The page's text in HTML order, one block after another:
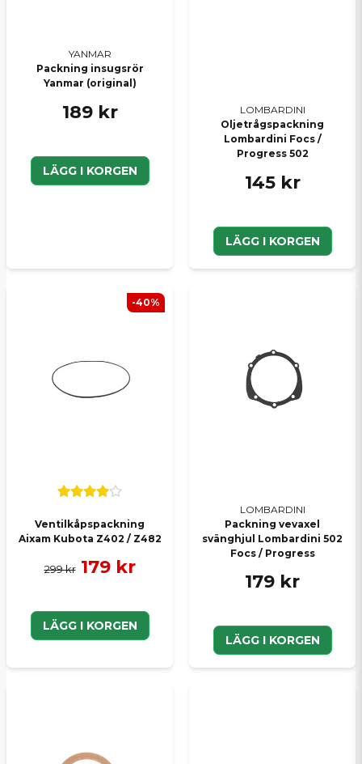
YANMAR
Packning insugsrör
Yanmar (original)
189 kr
LÄGG I KORGEN
LOMBARDINI
Oljetrågspackning
Lombardini Focs /
Progress 502
145 kr
LÄGG I KORGEN
Ventilkåpspackning
Aixam Kubota Z402 / Z482
299 kr 179 kr
LÄGG I KORGEN
-40%
LOMBARDINI
Packning vevaxel
svänghjul Lombardini 502
Focs / Progress
179 kr
LÄGG I KORGEN